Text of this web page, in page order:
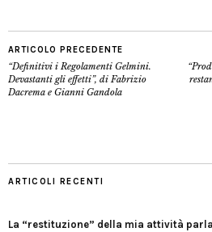
ARTICOLO PRECEDENTE
“Definitivi i Regolamenti Gelmini.
Devastanti gli effetti”, di Fabrizio
Dacrema e Gianni Gandola
ARTICOLI RECENTI
La “restituzione” della mia attività